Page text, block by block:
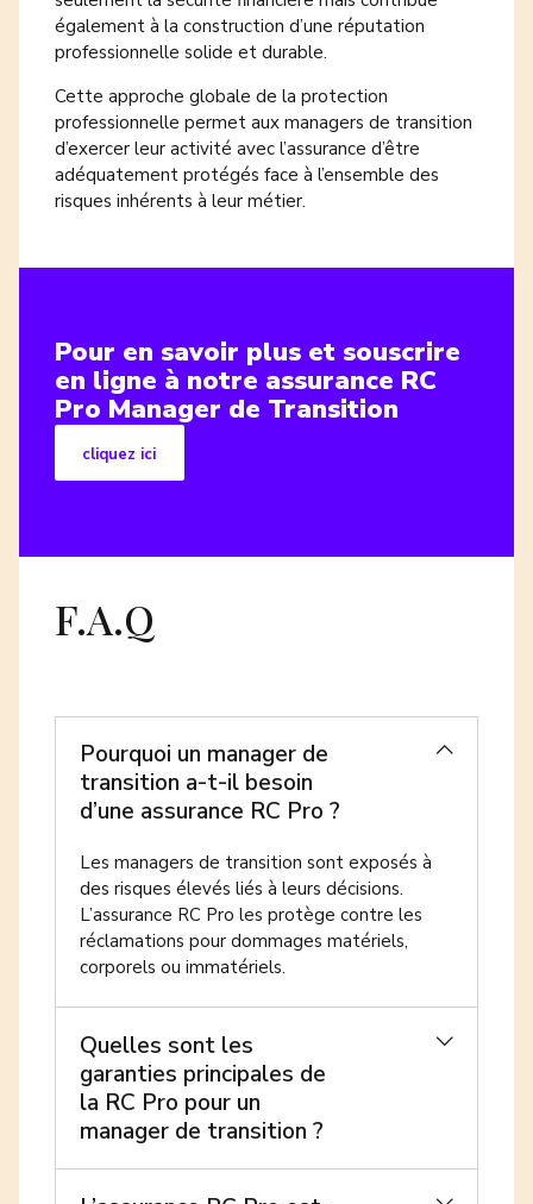
également à la construction d’une réputation
professionnelle solide et durable.
Cette approche globale de la protection
professionnelle permet aux managers de transition
d’exercer leur activité avec l’assurance d’être
adéquatement protégés face à l’ensemble des
risques inhérents à leur métier.
Pour en savoir plus et souscrire
en ligne à notre assurance RC
Pro Manager de Transition
cliquez ici
F.A.Q
Pourquoi un manager de
transition a-t-il besoin
d’une assurance RC Pro ?
Les managers de transition sont exposés à
des risques élevés liés à leurs décisions.
L’assurance RC Pro les protège contre les
réclamations pour dommages matériels,
corporels ou immatériels.
Quelles sont les
garanties principales de
la RC Pro pour un
manager de transition ?